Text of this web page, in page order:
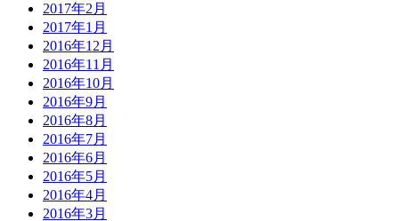
2017年2月
2017年1月
2016年12月
2016年11月
2016年10月
2016年9月
2016年8月
2016年7月
2016年6月
2016年5月
2016年4月
2016年3月